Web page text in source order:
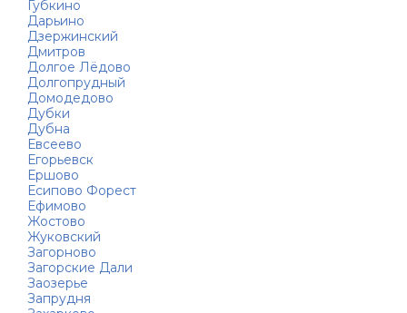
Губкино
Дарьино
Дзержинский
Дмитров
Долгое Лёдово
Долгопрудный
Домодедово
Дубки
Дубна
Евсеево
Егорьевск
Ершово
Есипово Форест
Ефимово
Жостово
Жуковский
Загорново
Загорские Дали
Заозерье
Запрудня